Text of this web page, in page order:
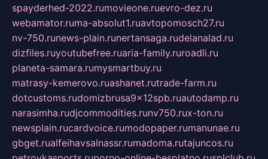
spayderhed-2022.rumovieone.ruevro-dez.ru
webamator.ruma-absolut1.ruavtopomosch27.ru
nv-750.runews-plain.runertansaga.rudelanalad.ru
dizfiles.ruyoutubefree.ruaria-family.ruroadli.ru
planeta-samara.rumysmartbuy.ru
matrasy-kemerovo.ruashanet.rutrade-farm.ru
dotcustoms.rudomizbrusa9x12spb.ruautodamp.ru
narasimha.rudjcommodities.runv750.rux-ton.ru
newsplain.rucardvoice.rumodopaper.rumanunae.ru
gbget.rualfeihavsalnassr.rumadoma.rutajuncos.ru